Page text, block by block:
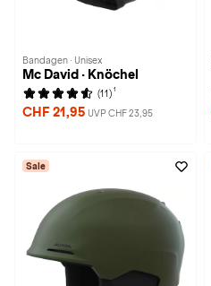
Bandagen · Unisex
Mc David · Knöchel
(11) 1
CHF 21,95 UVP CHF 23,95
Sale